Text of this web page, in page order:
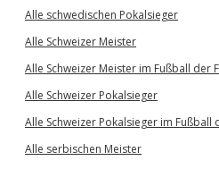
Alle schwedischen Pokalsieger
Alle Schweizer Meister
Alle Schweizer Meister im Fußball der
Alle Schweizer Pokalsieger
Alle Schweizer Pokalsieger im Fußball
Alle serbischen Meister